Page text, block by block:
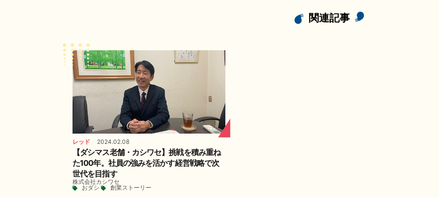
関連記事
レッド 2024.02.08
【ダシマス老舗・カシワセ】挑戦を積み重ね
た100年。社員の強みを活かす経営戦略で次
世代を目指す
株式会社カシワセ
おダシ
創業ストーリー